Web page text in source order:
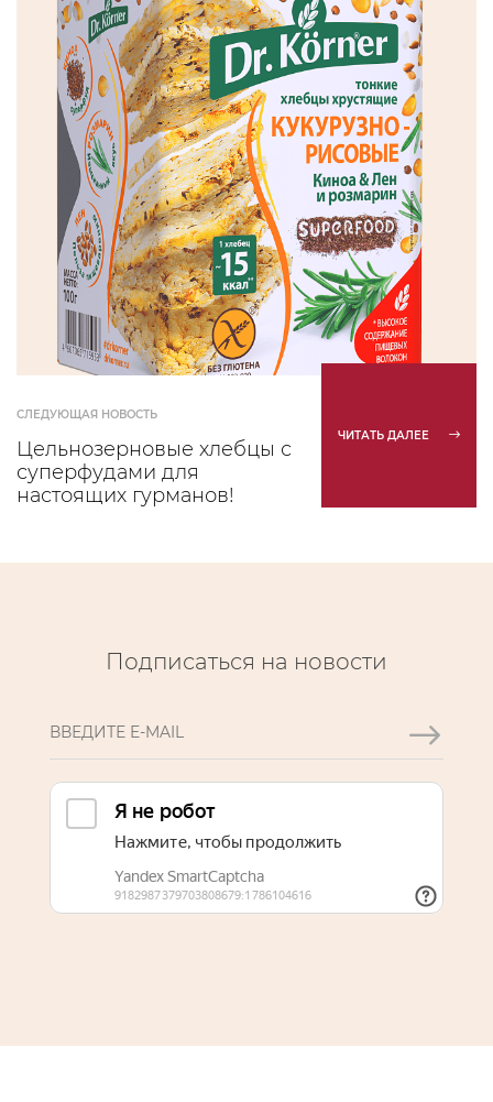
СЛЕДУЮЩАЯ НОВОСТЬ
Цельнозерновые хлебцы с
суперфудами для
настоящих гурманов!
ЧИТАТЬ ДАЛЕЕ
Подписаться на новости